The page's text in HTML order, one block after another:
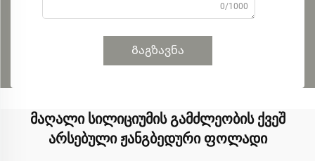
0/1000
Გაგზავნა
მაღალი სილიციუმის გამძლეობის ქვეშ
არსებული ჟანგბედური ფოლადი